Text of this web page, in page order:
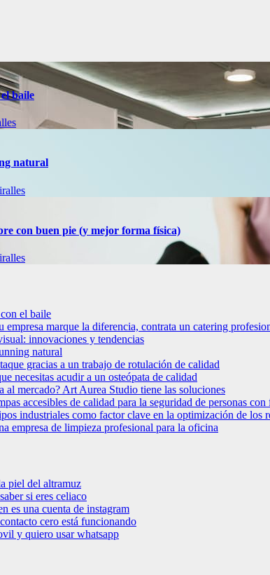
baile
natural
con buen pie (y mejor forma física)
con el baile
empresa marque la diferencia, contrata un catering
innovaciones y tendencias
natural
gracias a un trabajo de rotulación de calidad
necesitas acudir a un osteópata de calidad
al mercado? Art Aurea Studio tiene las soluciones
accesibles de calidad para la seguridad de personas
industriales como factor clave en la optimización de los
empresa de limpieza profesional para la oficina
piel del altramuz
si eres celiaco
es una cuenta de instagram
contacto cero está funcionando
y quiero usar whatsapp